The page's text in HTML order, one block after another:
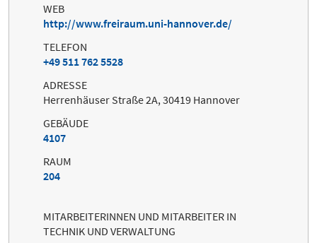
WEB
http://www.freiraum.uni-hannover.de/
TELEFON
+49 511 762 5528
ADRESSE
Herrenhäuser Straße 2A, 30419 Hannover
GEBÄUDE
4107
RAUM
204
MITARBEITERINNEN UND MITARBEITER IN
TECHNIK UND VERWALTUNG